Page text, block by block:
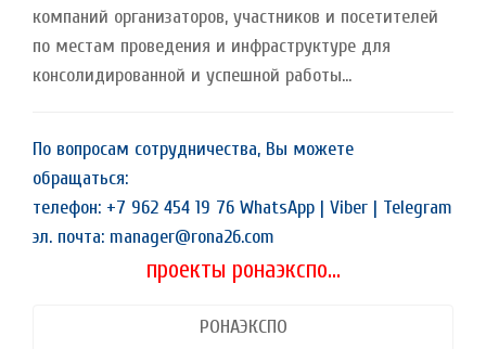
компаний организаторов, участников и посетителей
по местам проведения и инфраструктуре для
консолидированной и успешной работы...
По вопросам сотрудничества, Вы можете
обращаться:
телефон: +7 962 454 19 76 WhatsApp | Viber | Telegram
эл. почта: manager@rona26.com
проекты ронаэкспо...
РОНАЭКСПО